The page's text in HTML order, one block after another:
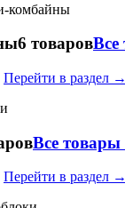
комбайны
6 товаров
Перейти в раздел →
Все
Перейти в раздел →